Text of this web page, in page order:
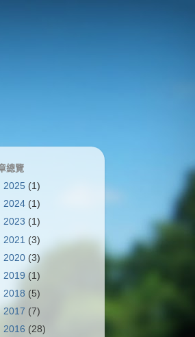
總覽
2025 (1)
2024 (1)
2023 (1)
2021 (3)
2020 (3)
2019 (1)
2018 (5)
2017 (7)
2016 (28)